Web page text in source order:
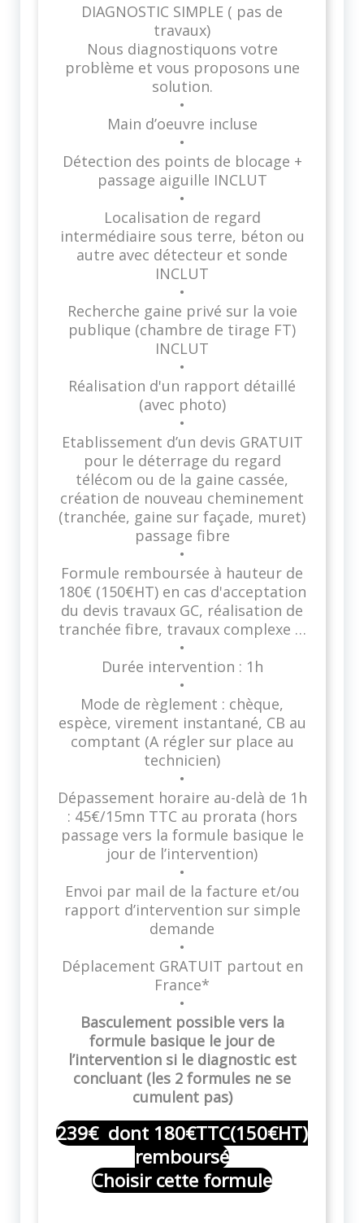
DIAGNOSTIC SIMPLE ( pas de
travaux)
Nous diagnostiquons votre
problème et vous proposons une
solution.
•
Main d’oeuvre incluse
•
Détection des points de blocage +
passage aiguille INCLUT
•
Localisation de regard
intermédiaire sous terre, béton ou
autre avec détecteur et sonde
INCLUT
•
Recherche gaine privé sur la voie
publique (chambre de tirage FT)
INCLUT
•
Réalisation d'un rapport détaillé
(avec photo)
•
Etablissement d’un devis GRATUIT
pour le déterrage du regard
télécom ou de la gaine cassée,
création de nouveau cheminement
(tranchée, gaine sur façade, muret)
passage fibre
•
Formule remboursée à hauteur de
180€ (150€HT) en cas d'acceptation
du devis travaux GC, réalisation de
tranchée fibre, travaux complexe …
•
Durée intervention : 1h
•
Mode de règlement : chèque,
espèce, virement instantané, CB au
comptant (A régler sur place au
technicien)
•
Dépassement horaire au-delà de 1h
: 45€/15mn TTC au prorata (hors
passage vers la formule basique le
jour de l’intervention)
•
Envoi par mail de la facture et/ou
rapport d’intervention sur simple
demande
•
Déplacement GRATUIT partout en
France*
•
Basculement possible vers la
formule basique le jour de
l’intervention si le diagnostic est
concluant (les 2 formules ne se
cumulent pas)
239€ dont 180€TTC(150€HT)
remboursé
Choisir cette formule